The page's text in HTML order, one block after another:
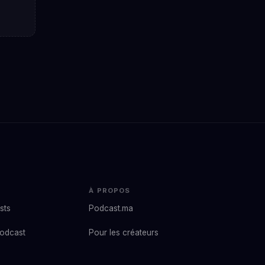
À PROPOS
Podcast.ma
Pour les créateurs